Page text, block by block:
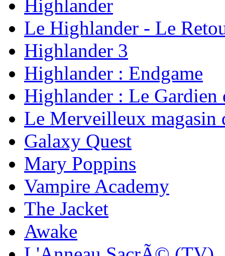
Highlander
Le Highlander - Le
Highlander 3
Highlander : Endgame
Highlander : Le
Le Merveilleux
Galaxy Quest
Mary Poppins
Vampire Academy
The Jacket
Awake